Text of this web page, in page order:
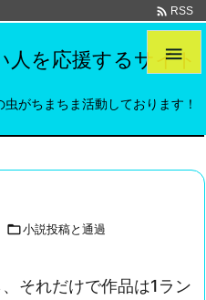
人を応援するサイト
虫がちまちま活動しております！

 RSS
小説投稿と通過
それだけで作品は1ラン